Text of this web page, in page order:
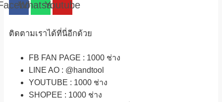
WhatsappYoutube
ติดตามเราได้ที่นี่อีกด้วย
FB FAN PAGE : 1000 ช่าง
LINE AO : @handtool
YOUTUBE : 1000 ช่าง
SHOPEE : 1000 ช่าง